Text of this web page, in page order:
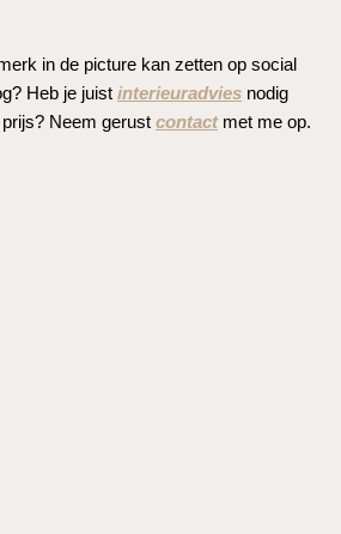
in de picture kan zetten op social
Heb je juist interieuradvies nodig
Neem gerust contactmet me op.